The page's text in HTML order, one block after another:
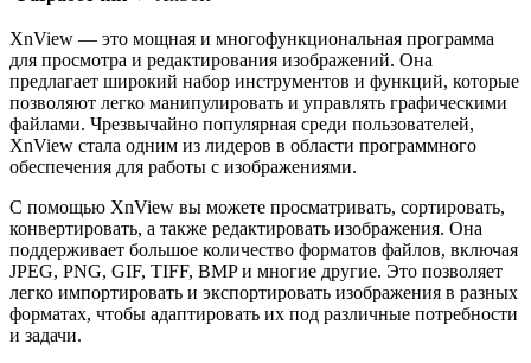
XnView — это мощная и многофункциональная программа
для просмотра и редактирования изображений. Она
предлагает широкий набор инструментов и функций, которые
позволяют легко манипулировать и управлять графическими
файлами. Чрезвычайно популярная среди пользователей,
XnView стала одним из лидеров в области программного
обеспечения для работы с изображениями.
С помощью XnView вы можете просматривать, сортировать,
конвертировать, а также редактировать изображения. Она
поддерживает большое количество форматов файлов, включая
JPEG, PNG, GIF, TIFF, BMP и многие другие. Это позволяет
легко импортировать и экспортировать изображения в разных
форматах, чтобы адаптировать их под различные потребности
и задачи.